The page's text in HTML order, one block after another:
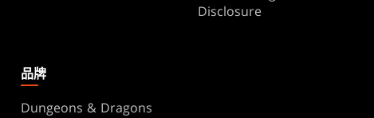
Disclosure
品牌
Dungeons & Dragons